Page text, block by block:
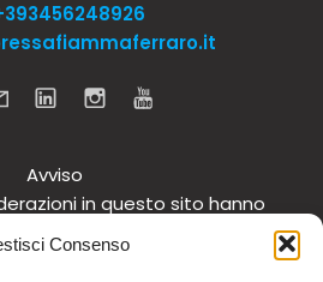
Consenso
Avviso
in questo sito hanno
generale e non intendono in
medici. Si raccomanda di